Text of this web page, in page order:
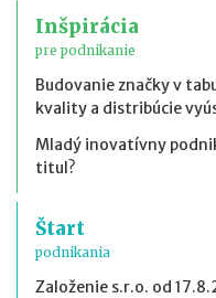
Inšpirácia
pre podnikanie
Budovanie značky v
kvality a distribúcie
Mladý inovatívny
titul?
Štart
podnikania
Založenie s.r.o. od